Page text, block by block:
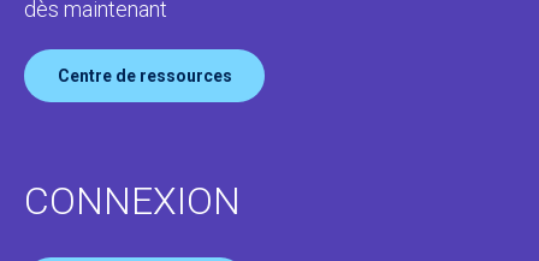
dès maintenant
Centre de ressources
CONNEXION